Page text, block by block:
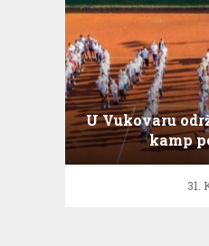
U Vukovaru
kamp
Marin31.